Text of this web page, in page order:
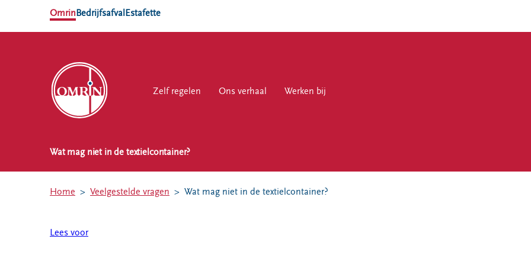
OmrinBedrijfsafval Estafette
Zelf regelen Ons verhaal Werken bij
Zelf regelen Ons verhaal Werken bij
EN
verhaal
bij
Wat mag niet in de textielcontainer?
Home Veelgestelde vragen Wat mag niet in de textielcontainer?
Lees voor